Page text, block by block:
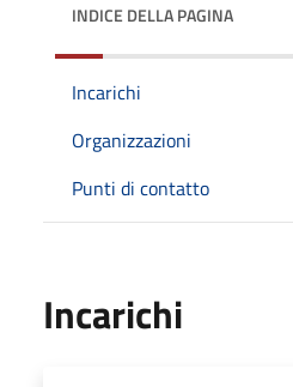
INDICE DELLA PAGINA
Incarichi
Organizzazioni
Punti di contatto
Incarichi